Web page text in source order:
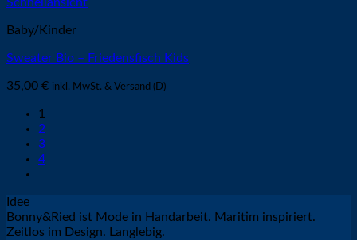
Schnellansicht
Baby/Kinder
Sweater Bio – Friedensfisch Kids
35,00 € inkl. MwSt. & Versand (D)
1
2
3
4
Idee
Bonny&Ried ist Mode in Handarbeit. Maritim inspiriert.
Zeitlos im Design. Langlebig.